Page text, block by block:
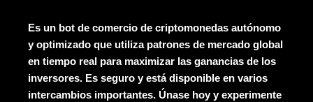
Es un bot de comercio de criptomonedas autónomo
y optimizado que utiliza patrones de mercado global
en tiempo real para maximizar las ganancias de los
inversores. Es seguro y está disponible en varios
intercambios importantes. Únase hoy y experimente